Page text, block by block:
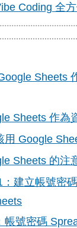
Coding 全
Sheets
Sheets 作為
用 Google
Sheets 的注
建立帳號密
帳號密碼